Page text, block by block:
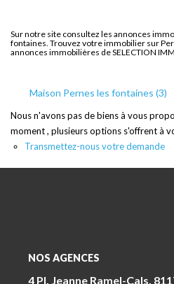
Sur notre site consultez les annonces
fontaines. Trouvez votre immobilier sur
annonces immobilières de SELECTION
Maison Pernes les fontaines (3)
Nous n'avons pas de biens à vous
moment , plusieurs options s'offrent à
Transmettez-nous votre demande
NOS AGENCES
4 Pl. Jeanne Ramel-Cals,